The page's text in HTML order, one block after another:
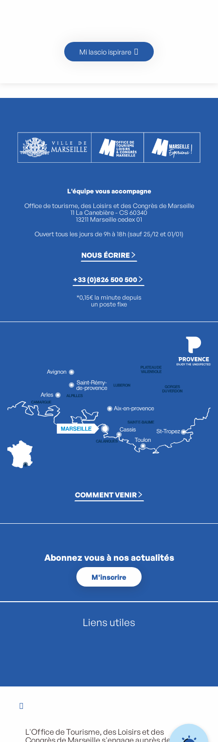
Mi lascio ispirare
L'équipe vous accompagne
Office de tourisme, des Loisirs et des Congrès de Marseille
11 La Canebière - CS 60340
13211 Marseille cedex 01
Ouvert tous les jours de 9h à 18h (sauf 25/12 et 01/01)
NOUS ÉCRIRE
+33 (0)826 500 500
*0,15€ la minute depuis
un poste fixe
COMMENT VENIR
Abonnez vous à nos actualités
M'inscrire
Liens utiles
L'Office de Tourisme, des Loisirs et des